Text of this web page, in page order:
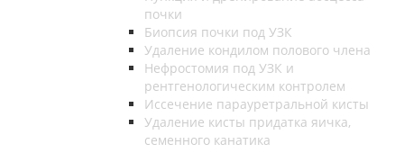
почки
Биопсия почки под УЗК
Удаление кондилом полового члена
Нефростомия под УЗК и
рентгенологическим контролем
Иссечение парауретральной кисты
Удаление кисты придатка яичка,
семенного канатика